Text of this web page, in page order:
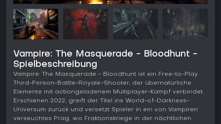
Vampire: The Masquerade - Bloodhunt -
Spielbeschreibung
Vampire: The Masquerade - Bloodhunt ist ein Free-to-Play
Third-Person-Battle-Royale-Shooter, der übernatürliche
Elemente mit actiongeladenem Multiplayer-Kampf verbindet.
Erschienen 2022, greift der Titel ins World-of-Darkness-
Universum zurück und versetzt Spieler in ein von Vampiren
verseuchtes Prag, wo Fraktionskriege in der nächtlichen